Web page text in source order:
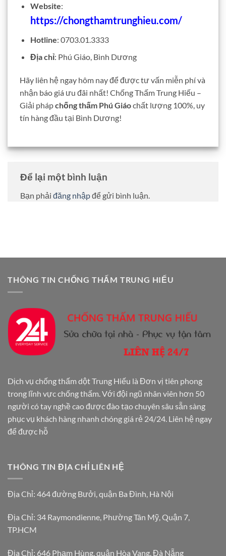
Website:
https://chongthamtrunghieu.com/
Hotline: 0703.01.3333
Địa chỉ: Phú Giáo, Bình Dương
Hãy liên hệ ngay hôm nay để được tư vấn miễn phí và
nhận báo giá ưu đãi nhất! Chống Thấm Trung Hiếu –
Giải phápchống thấm Phú Giáochất lượng 100%, uy
tín hàng đầu tại Bình Dương!
Để lại một bình luận
Bạn phải đăng nhậpđể gửi bình luận.
THÔNG TIN CHỐNG THẤM TRUNG HIẾU
Dịch vụ chống thấm dột Trung Hiếu là Đơn vị tiên phong
trong lĩnh vực chống thấm. Với đội ngũ nhân viên hơn 50
người có tay nghề cao được đào tạo chuyên sâu sẵn sàng
phục vụ khách hàng nhanh chóng giá rẻ 24/24. Liên hệ ngay
để được hỗ
THÔNG TIN ĐỊA CHỈ LIÊN HỆ
Địa Chỉ: 464 đường Bưởi, quận Ba Đình, Hà Nội
Địa Chỉ: 34 Raymondienne, Phường Tân Mỹ, Quận 7,
TP.HCM
Địa Chỉ: 646 Phạm Hùng, quận Hòa Vang, Đà Nẵng